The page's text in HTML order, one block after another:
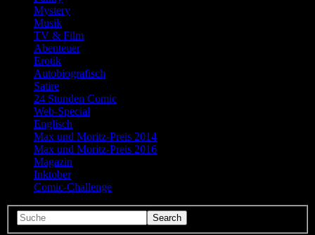
Mystery
Musik
TV & Film
Abenteuer
Erotik
Autobiografisch
Satire
24 Stunden Comic
Web-Special
Englisch
Max und Moritz-Preis 2014
Max und Moritz-Preis 2016
Magazin
Inktober
Comic-Challenge